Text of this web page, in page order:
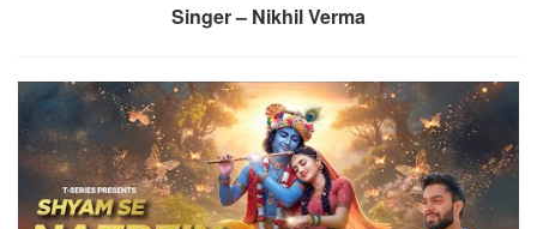
Singer – Nikhil Verma